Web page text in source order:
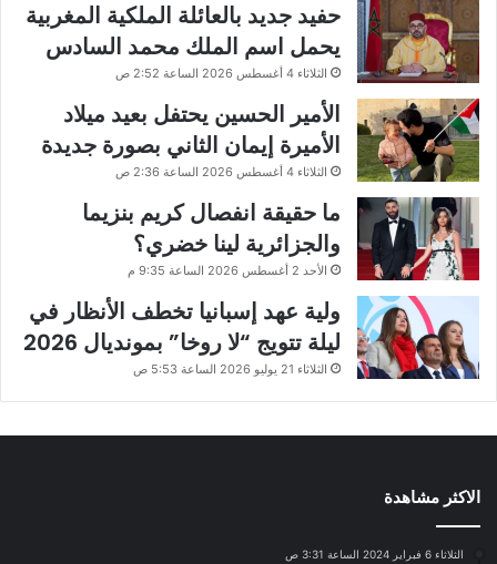
حفيد جديد بالعائلة الملكية المغربية
يحمل اسم الملك محمد السادس
الثلاثاء 4 أغسطس 2026 الساعة 2:52 ص
الأمير الحسين يحتفل بعيد ميلاد
الأميرة إيمان الثاني بصورة جديدة
الثلاثاء 4 أغسطس 2026 الساعة 2:36 ص
ما حقيقة انفصال كريم بنزيما
والجزائرية لينا خضري؟
الأحد 2 أغسطس 2026 الساعة 9:35 م
ولية عهد إسبانيا تخطف الأنظار في
ليلة تتويج “لا روخا” بمونديال 2026
الثلاثاء 21 يوليو 2026 الساعة 5:53 ص
الاكثر مشاهدة
الثلاثاء 6 فبراير 2024 الساعة 3:31 ص